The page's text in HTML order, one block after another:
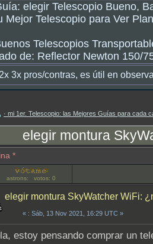
elegir Telescopio Bueno,
Mejor Telescopio para Ver
Telescopios
de: Reflector Newton 150/
3x pros/contras, es útil en
· mi 1er. Telescopio: las Mejores Guías para cada
elegir montura
*
astrons: votos: 0
elegir montura SkyWatcher WiFi:
« : Sáb, 13 Nov 2021, 16:29 UTC »
estoy pensando comprar un